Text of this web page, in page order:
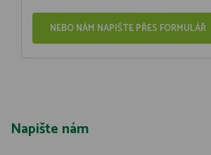
NEBO NÁM NAPIŠTE PŘES FORMULÁŘ
Napište nám